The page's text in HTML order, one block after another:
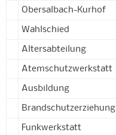
Obersalbach-Kurhof
Wahlschied
Altersabteilung
Atemschutzwerkstatt
Ausbildung
Brandschutzerziehung
Funkwerkstatt